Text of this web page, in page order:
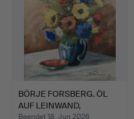
BÖRJE FORSBERG. ÖL
AUF LEINWAND,
Beendet 18. Jun 2026